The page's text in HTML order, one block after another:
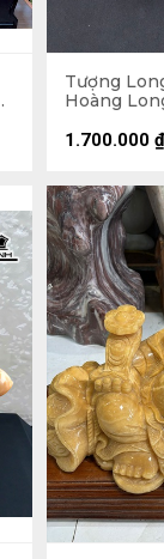
Tượng
Hoàng
1.700.000 ₫